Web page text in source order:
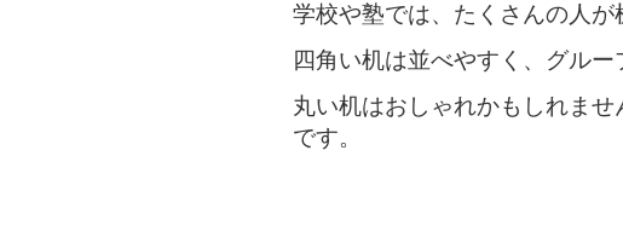
学校や塾では、たくさんの人が
四角い机は並べやすく、グルー
丸い机はおしゃれかもしれま
です。